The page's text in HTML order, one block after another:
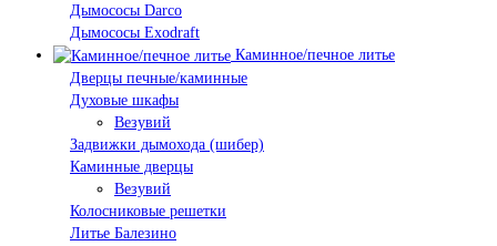
Дымососы Darco
Дымососы Exodraft
Каминное/печное литье
Дверцы печные/каминные
Духовые шкафы
Везувий
Задвижки дымохода (шибер)
Каминные дверцы
Везувий
Колосниковые решетки
Литье Балезино